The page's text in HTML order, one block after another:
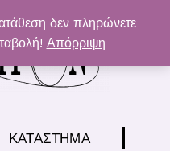
δεν πληρώνετε
Απόρριψη
ΚΑΤΆΣΤΗΜΑ